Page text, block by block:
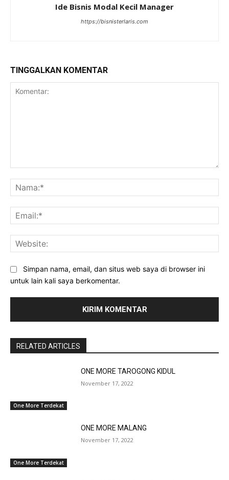
Ide Bisnis Modal Kecil Manager
https://bisnisterlaris.com
TINGGALKAN KOMENTAR
Simpan nama, email, dan situs web saya di browser ini
untuk lain kali saya berkomentar.
RELATED ARTICLES
One More Terdekat
ONE MORE TAROGONG KIDUL
November 17, 2022
One More Terdekat
ONE MORE MALANG
November 17, 2022